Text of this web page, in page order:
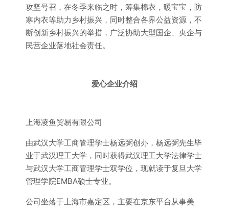
攻坚号召，在冬季来临之时，筹集棉衣，暖宝宝，防
寒内衣等助力乡村振兴，同时整合各界公益资源，不
断创新乡村振兴的举措，广泛协助大型国企、央企与
民营企业落地社会责任。
爱心企业介绍
上海凌鱼贸易有限公司
由武汉大学工商管理学士杨远弼创办，杨远弼先生毕
业于武汉理工大学，同时获得武汉理工大学法律学士
与武汉大学工商管理学士双学位，现就读于复旦大学
管理学院EMBA硕士专业。
公司坐落于上海市嘉定区，主要在京东平台从事美